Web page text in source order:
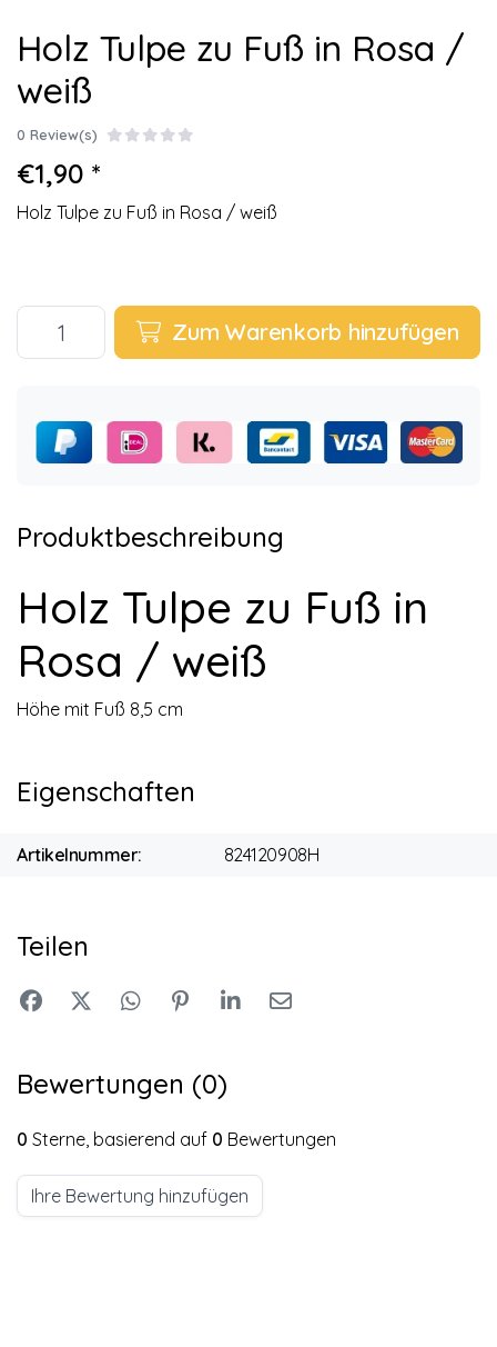
Holz Tulpe zu Fuß in Rosa /
weiß
0 Review(s)
€1,90 *
Holz Tulpe zu Fuß in Rosa / weiß
Zum Warenkorb hinzufügen
Produktbeschreibung
Holz Tulpe zu Fuß in
Rosa / weiß
Höhe mit Fuß 8,5 cm
Eigenschaften
Artikelnummer: 824120908H
Teilen
Bewertungen (0)
0 Sterne, basierend auf 0 Bewertungen
Ihre Bewertung hinzufügen